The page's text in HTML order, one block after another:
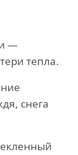
—
тепла.
снега